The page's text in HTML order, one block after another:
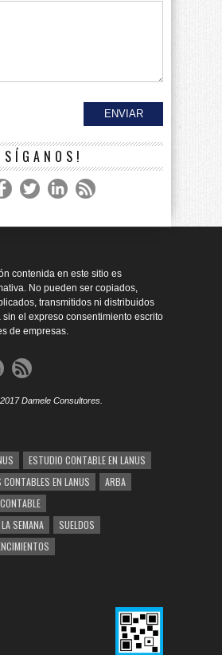
SÍGANOS!
contenida en este sitio es
No pueden ser copiados,
transmitidos ni distribuidos
el expreso consentimiento escrito
de empresas.
Damele Consultores.
ESTUDIO CONTABLE EN LANUS
EN LANUS
ARBA
SEMANA
SUELDOS